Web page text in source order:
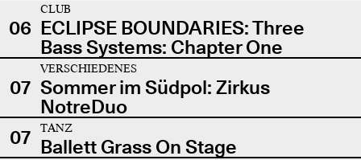
06
CLUB
ECLIPSE BOUNDARIES: Three
Bass Systems: Chapter One
07
VERSCHIEDENES
Sommer im Südpol: Zirkus
NotreDuo
07
TANZ
Ballett Grass On Stage